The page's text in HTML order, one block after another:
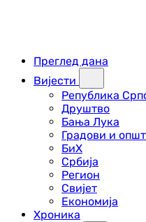
Преглед дана
Вијести
Република
Друштво
Бања Лука
Градови и
БиХ
Србија
Регион
Свијет
Економија
Хроника